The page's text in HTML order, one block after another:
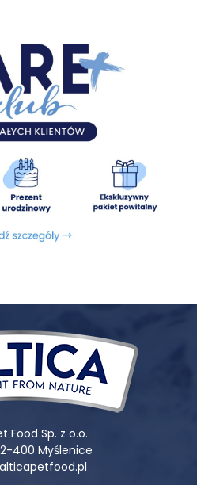
wiąże się z innymi
Odpowiednie dopasowanie
rozwój, utrzymanie
funkcjonowanie organizmu.
potrzebują karmy bogatej
tłuszcze (12–18%), które
i rozwój. Kluczowe znaczenie
rozwój układu
wapń, fosfor, glukozamina i
układu pokarmowego
wagę oraz dobrą
posiłków oraz odpowiedni
karmy zawierające kwasy
6, które wspierają zdrowie
dermatologiczne.
karmy o nieco niższej
składniki wspierające stawy,
Dieta powinna być
do ewentualnych problemów
Food Sp. z o.o.
400 Myślenice